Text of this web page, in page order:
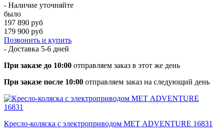
- Наличие уточняйте
было
197 890 руб
179 900 руб
Позвонить и купить
- Доставка 5-6 дней
При заказе до 10:00 отправляем заказ в этот же день
При заказе после 10:00 отправляем заказ на следующий день
Кресло-коляска с электроприводом МЕТ ADVENTURE 16831